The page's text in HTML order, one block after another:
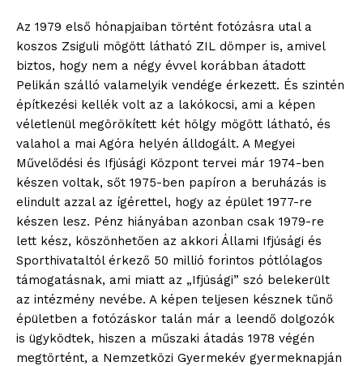
Az 1979 első hónapjaiban történt fotózásra utal a
koszos Zsiguli mögött látható ZIL dömper is, amivel
biztos, hogy nem a négy évvel korábban átadott
Pelikán szálló valamelyik vendége érkezett. És szintén
építkezési kellék volt az a lakókocsi, ami a képen
véletlenül megörökített két hölgy mögött látható, és
valahol a mai Agóra helyén álldogált. A Megyei
Művelődési és Ifjúsági Központ tervei már 1974-ben
készen voltak, sőt 1975-ben papíron a beruházás is
elindult azzal az ígérettel, hogy az épület 1977-re
készen lesz. Pénz hiányában azonban csak 1979-re
lett kész, köszönhetően az akkori Állami Ifjúsági és
Sporthivataltól érkező 50 millió forintos pótlólagos
támogatásnak, ami miatt az „Ifjúsági” szó belekerült
az intézmény nevébe. A képen teljesen késznek tűnő
épületben a fotózáskor talán már a leendő dolgozók
is ügyködtek, hiszen a műszaki átadás 1978 végén
megtörtént, a Nemzetközi Gyermekév gyermeknapján